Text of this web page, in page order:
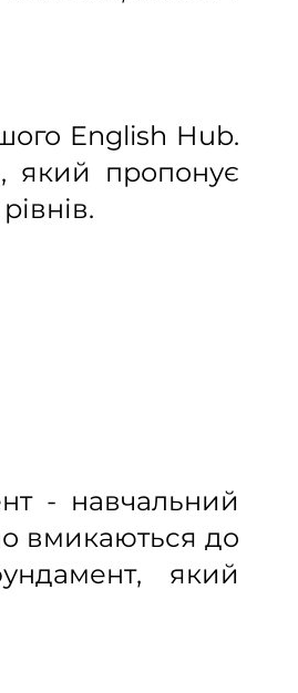
English Hub.
який пропонує
- навчальний
вмикаються до
який